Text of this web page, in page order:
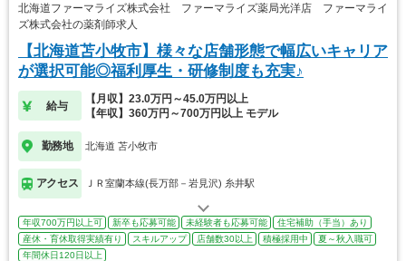
北海道ファーマライズ株式会社 ファーマライズ薬局光洋店 ファーマライ
ズ株式会社の薬剤師求人
【北海道苫小牧市】様々な店舗形態で幅広いキャリア
が選択可能◎福利厚生・研修制度も充実♪
給与
【月収】23.0万円～45.0万円以上
【年収】360万円～700万円以上 モデル
勤務地 北海道 苫小牧市
アクセス ＪＲ室蘭本線(長万部－岩見沢) 糸井駅
年収700万円以上可 新卒も応募可能 未経験者も応募可能
住宅補助（手当）あり
産休・育休取得実績有り
スキルアップ 店舗数30以上 積極採用中
夏～秋入職可
年間休日120日以上